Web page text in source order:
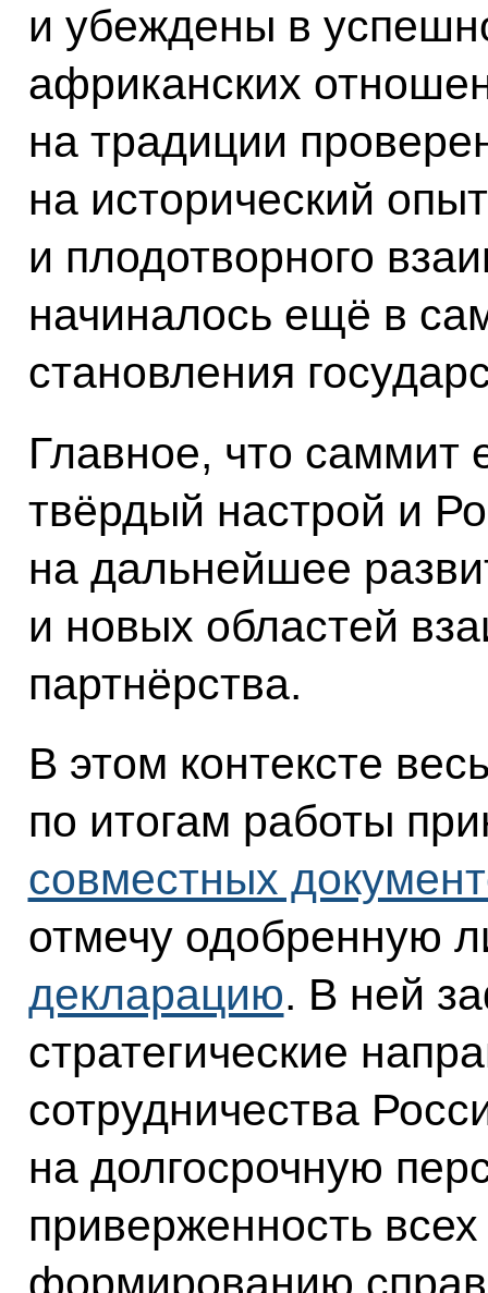
и убеждены в
африканских
на традиции
на исторический
и плодотворного
начиналось ещё в
становления
Главное, что саммит
твёрдый настрой и
на дальнейшее
и новых областей
партнёрства.
В этом контексте
по итогам работы
совместных
отмечу одобренную
декларацию. В ней
стратегические
сотрудничества
на долгосрочную
приверженность